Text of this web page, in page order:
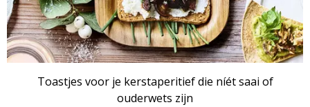
Toastjes voor je kerstaperitief die níét saai of
ouderwets zijn